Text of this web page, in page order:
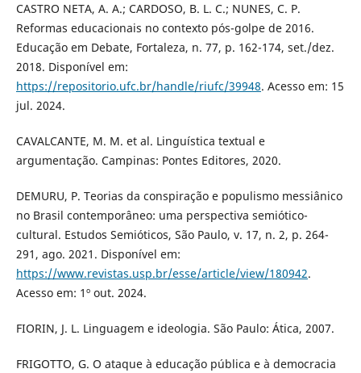
CASTRO NETA, A. A.; CARDOSO, B. L. C.; NUNES, C. P.
Reformas educacionais no contexto pós-golpe de 2016.
Educação em Debate, Fortaleza, n. 77, p. 162-174, set./dez.
2018. Disponível em:
https://repositorio.ufc.br/handle/riufc/39948. Acesso em: 15
jul. 2024.
CAVALCANTE, M. M. et al. Linguística textual e
argumentação. Campinas: Pontes Editores, 2020.
DEMURU, P. Teorias da conspiração e populismo messiânico
no Brasil contemporâneo: uma perspectiva semiótico-
cultural. Estudos Semióticos, São Paulo, v. 17, n. 2, p. 264-
291, ago. 2021. Disponível em:
https://www.revistas.usp.br/esse/article/view/180942.
Acesso em: 1º out. 2024.
FIORIN, J. L. Linguagem e ideologia. São Paulo: Ática, 2007.
FRIGOTTO, G. O ataque à educação pública e à democracia